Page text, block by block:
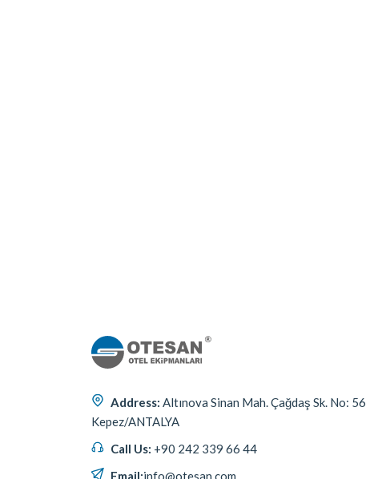
Address: Altınova Sinan Mah. Çağdaş Sk. No: 56
Kepez/ANTALYA
Call Us: +90 242 339 66 44
Email:info@otesan.com